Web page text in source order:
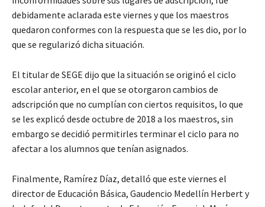
debidamente aclarada este viernes y que los maestros
quedaron conformes con la respuesta que se les dio, por lo
que se regularizó dicha situación.
El titular de SEGE dijo que la situación se originó el ciclo
escolar anterior, en el que se otorgaron cambios de
adscripción que no cumplían con ciertos requisitos, lo que
se les explicó desde octubre de 2018 a los maestros, sin
embargo se decidió permitirles terminar el ciclo para no
afectar a los alumnos que tenían asignados.
Finalmente, Ramírez Díaz, detalló que este viernes el
director de Educación Básica, Gaudencio Medellín Herbert y